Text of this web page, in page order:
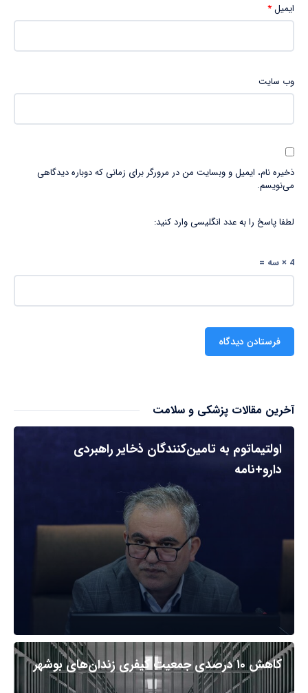
ایمیل*
وب‌ سایت
ذخیره نام، ایمیل و وبسایت من در مرورگر برای زمانی که دوباره دیدگاهی
می‌نویسم.
لطفا پاسخ را به عدد انگلیسی وارد کنید:
4 × سه =
آخرین مقالات پزشکی و سلامت
اولتیماتوم به تامین‌کنندگان ذخایر راهبردی
دارو+نامه
کاهش ۱۰ درصدی جمعیت کیفری زندان‌های بوشهر